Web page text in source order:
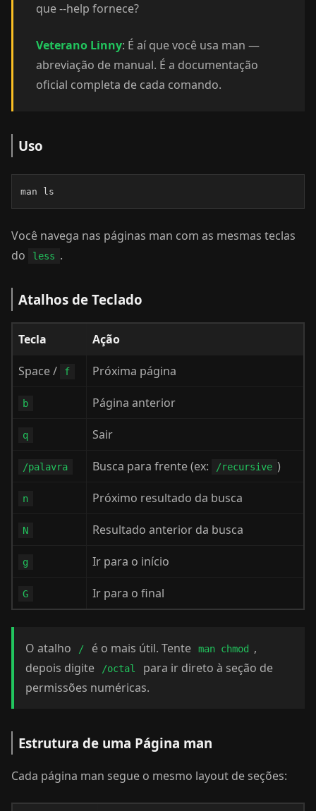
que --help fornece?
Veterano Linny: É aí que você usa man —
abreviação de manual. É a documentação
oficial completa de cada comando.
Uso
man ls
Você navega nas páginas man com as mesmas teclas
do
less .
Atalhos de Teclado
Tecla Ação
Space / f Próxima página
b Página anterior
q Sair
/palavra Busca para frente (ex: /recursive )
n Próximo resultado da busca
N Resultado anterior da busca
g Ir para o início
G Ir para o final
O atalho / é o mais útil. Tente man chmod
,
depois digite
/octal
para ir direto à seção de
permissões numéricas.
Estrutura de uma Página man
Cada página man segue o mesmo layout de seções: